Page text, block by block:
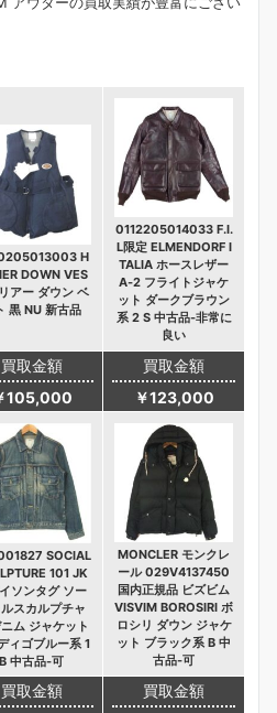
H
DOWN VES
アー ダウン ベ
黒 NU 新古品
0112205014033 F.I.
L限定 ELMENDORF I
TALIA ホースレザー
A-2 フライトジャケ
ット ダークブラウン
系 2 S 中古品-非常に
良い
買取金額
105,000
買取金額
￥123,000
SOCIAL
101 JK
ソンタグ ソー
スカルプチャ
ム ジャケット
ィゴブルー系 1
B 中古品-可
MONCLER モンクレ
ール 029V4137450
国内正規品 ビズビム
VISVIM BOROSIRI ボ
ロシリ ダウン ジャケ
ット ブラック系 B 中
古品-可
買取金額 買取金額